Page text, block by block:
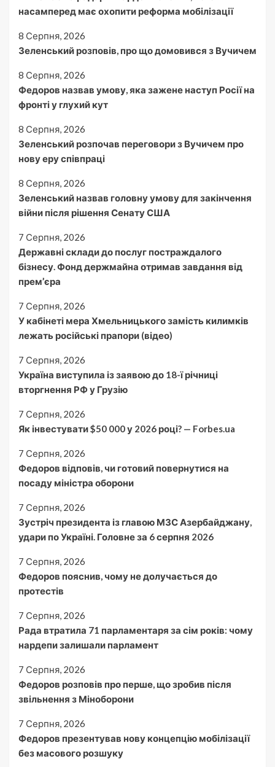
насамперед має охопити реформа мобілізації
8 Серпня, 2026
Зеленський розповів, про що домовився з Вучичем
8 Серпня, 2026
Федоров назвав умову, яка зажене наступ Росії на
фронті у глухий кут
8 Серпня, 2026
Зеленський розпочав переговори з Вучичем про
нову еру співпраці
8 Серпня, 2026
Зеленський назвав головну умову для закінчення
війни після рішення Сенату США
7 Серпня, 2026
Державні склади до послуг постраждалого
бізнесу. Фонд держмайна отримав завдання від
прем’єра
7 Серпня, 2026
У кабінеті мера Хмельницького замість килимків
лежать російські прапори (відео)
7 Серпня, 2026
Україна виступила із заявою до 18-ї річниці
вторгнення РФ у Грузію
7 Серпня, 2026
Як інвестувати $50 000 у 2026 році? — Forbes.ua
7 Серпня, 2026
Федоров відповів, чи готовий повернутися на
посаду міністра оборони
7 Серпня, 2026
Зустріч президента із главою МЗС Азербайджану,
удари по Україні. Головне за 6 серпня 2026
7 Серпня, 2026
Федоров пояснив, чому не долучається до
протестів
7 Серпня, 2026
Рада втратила 71 парламентаря за сім років: чому
нардепи залишали парламент
7 Серпня, 2026
Федоров розповів про перше, що зробив після
звільнення з Міноборони
7 Серпня, 2026
Федоров презентував нову концепцію мобілізації
без масового розшуку